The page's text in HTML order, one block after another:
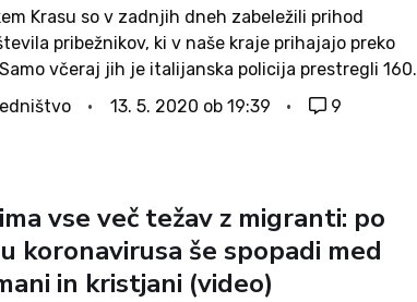
Krasu so v zadnjih dneh zabeležili prihod
pribežnikov, ki v naše kraje prihajajo preko
včeraj jih je italijanska policija prestregli 160.
so prav vsi prišli iz Slovenije. Da je Balkanska
13. 5. 2020 ob 19:39 9
vse več težav z migranti: po
koronavirusa še spopadi med
in kristjani (video)